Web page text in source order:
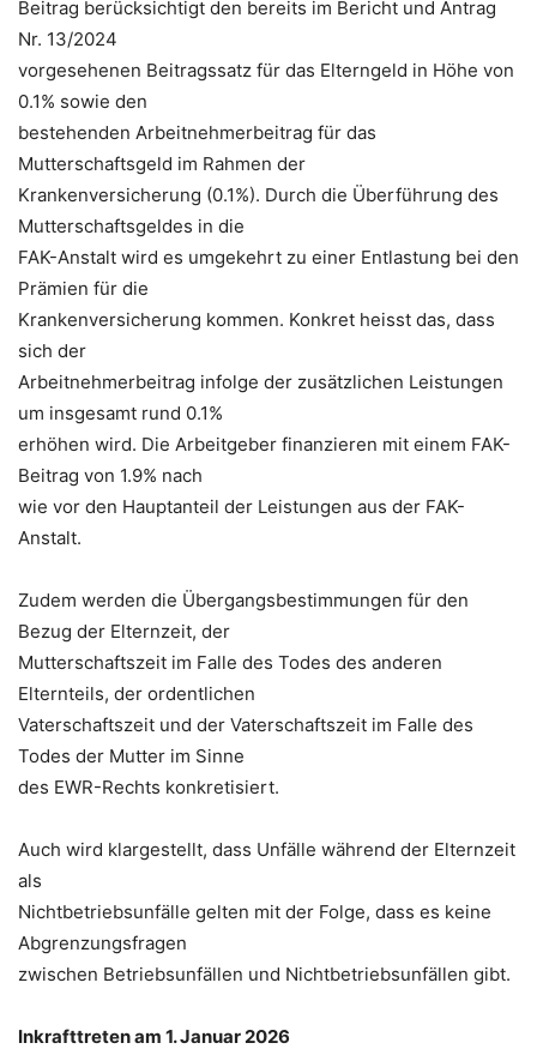
Beitrag berücksichtigt den bereits im Bericht und Antrag
Nr. 13/2024
vorgesehenen Beitragssatz für das Elterngeld in Höhe von
0.1% sowie den
bestehenden Arbeitnehmerbeitrag für das
Mutterschaftsgeld im Rahmen der
Krankenversicherung (0.1%). Durch die Überführung des
Mutterschaftsgeldes in die
FAK-Anstalt wird es umgekehrt zu einer Entlastung bei den
Prämien für die
Krankenversicherung kommen. Konkret heisst das, dass
sich der
Arbeitnehmerbeitrag infolge der zusätzlichen Leistungen
um insgesamt rund 0.1%
erhöhen wird. Die Arbeitgeber finanzieren mit einem FAK-
Beitrag von 1.9% nach
wie vor den Hauptanteil der Leistungen aus der FAK-
Anstalt.
Zudem werden die Übergangsbestimmungen für den
Bezug der Elternzeit, der
Mutterschaftszeit im Falle des Todes des anderen
Elternteils, der ordentlichen
Vaterschaftszeit und der Vaterschaftszeit im Falle des
Todes der Mutter im Sinne
des EWR-Rechts konkretisiert.
Auch wird klargestellt, dass Unfälle während der Elternzeit
als
Nichtbetriebsunfälle gelten mit der Folge, dass es keine
Abgrenzungsfragen
zwischen Betriebsunfällen und Nichtbetriebsunfällen gibt.
Inkrafttreten am 1. Januar 2026